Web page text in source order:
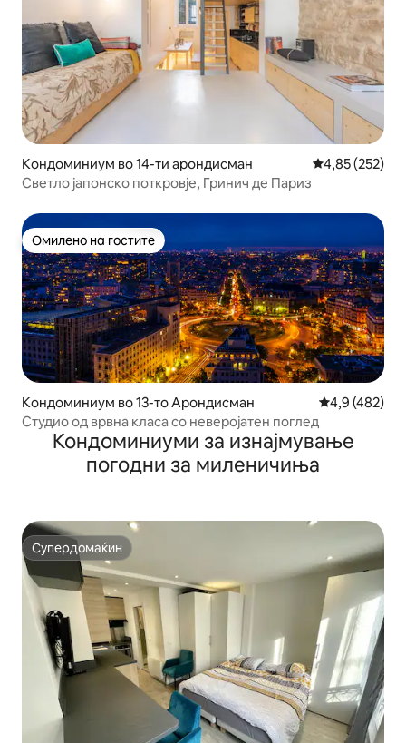
Кондоминиум во 14-ти арондисман Просечна
4,85 (252)
Светло јапонско поткровје, Гринич де Париз
Омилено на гостите
Омилено на гостите
Кондоминиум во 13-то Арондисман Просечна
4,9 (482)
Студио од врвна класа со неверојатен поглед
Кондоминиуми за изнајмување
погодни за миленичиња
Супердомаќин
Супердомаќин